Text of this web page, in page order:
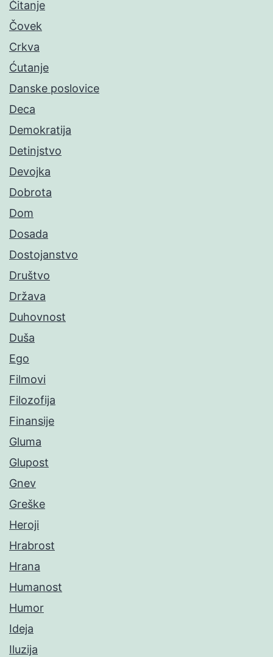
Čitanje
Čovek
Crkva
Ćutanje
Danske poslovice
Deca
Demokratija
Detinjstvo
Devojka
Dobrota
Dom
Dosada
Dostojanstvo
Društvo
Država
Duhovnost
Duša
Ego
Filmovi
Filozofija
Finansije
Gluma
Glupost
Gnev
Greške
Heroji
Hrabrost
Hrana
Humanost
Humor
Ideja
Iluzija